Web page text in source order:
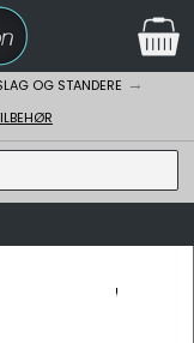
OG STANDERE